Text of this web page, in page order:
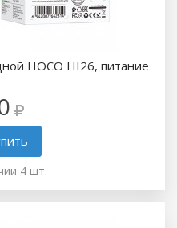
HOCO HI26, питание
4 шт.